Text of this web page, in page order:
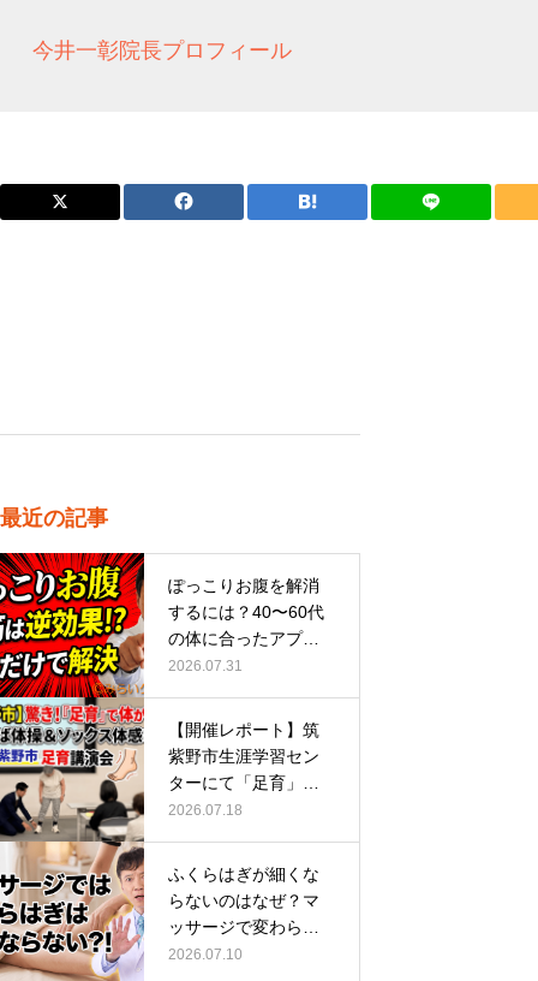
今井一彰院長プロフィール
最近の記事
ぽっこりお腹を解消
するには？40〜60代
の体に合ったアプロ
ーチ
2026.07.31
【開催レポート】筑
紫野市生涯学習セン
ターにて「足育」講
演会に登壇し…
2026.07.18
ふくらはぎが細くな
らないのはなぜ？マ
ッサージで変わらな
い根本原因
2026.07.10